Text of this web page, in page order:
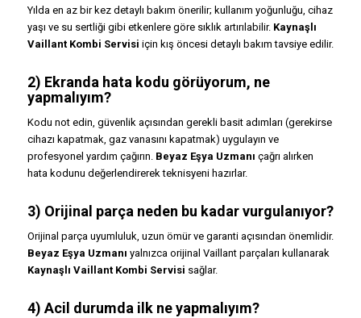
Yılda en az bir kez detaylı bakım önerilir; kullanım yoğunluğu, cihaz
yaşı ve su sertliği gibi etkenlere göre sıklık artırılabilir. Kaynaşlı
Vaillant Kombi Servisi için kış öncesi detaylı bakım tavsiye edilir.
2) Ekranda hata kodu görüyorum, ne
yapmalıyım?
Kodu not edin, güvenlik açısından gerekli basit adımları (gerekirse
cihazı kapatmak, gaz vanasını kapatmak) uygulayın ve
profesyonel yardım çağırın. Beyaz Eşya Uzmanı çağrı alırken
hata kodunu değerlendirerek teknisyeni hazırlar.
3) Orijinal parça neden bu kadar vurgulanıyor?
Orijinal parça uyumluluk, uzun ömür ve garanti açısından önemlidir.
Beyaz Eşya Uzmanı yalnızca orijinal Vaillant parçaları kullanarak
Kaynaşlı Vaillant Kombi Servisi sağlar.
4) Acil durumda ilk ne yapmalıyım?